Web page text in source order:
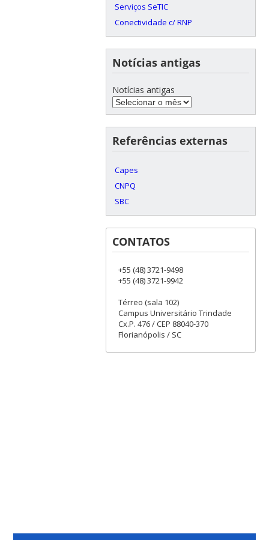
Serviços SeTIC
Conectividade c/ RNP
Notícias antigas
Notícias antigas
Referências externas
Capes
CNPQ
SBC
CONTATOS
+55 (48) 3721-9498
+55 (48) 3721-9942
Térreo (sala 102)
Campus Universitário Trindade
Cx.P. 476 / CEP 88040-370
Florianópolis / SC